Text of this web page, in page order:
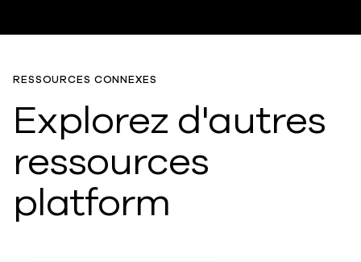
RESSOURCES CONNEXES
Explorez d'autres
ressources
platform